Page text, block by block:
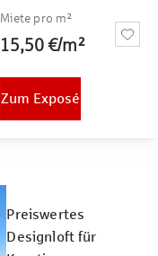
Miete pro m²
15,50 €/m²
Zum Exposé
Preiswertes
Designloft für